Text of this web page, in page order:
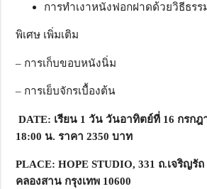
การทำเงาหนังฟอกฝาดด้วยวิธีธรร
พิเศษ เพิ่มเติม
– การเก็บขอบหนังนิ่ม
– การเย็บจักรเบื้องต้น
DATE: เรียน 1 วัน วันอาทิตย์ที่ 16 กรกฎ
18:00 น. ราคา 2350 บาท
PLACE:HOPE STUDIO,331 ถ.เจริญรั
คลองสาน กรุงเทพ 10600